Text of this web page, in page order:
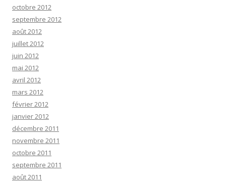
octobre 2012
septembre 2012
août 2012
juillet 2012
juin 2012
mai 2012
avril 2012
mars 2012
février 2012
janvier 2012
décembre 2011
novembre 2011
octobre 2011
septembre 2011
août 2011